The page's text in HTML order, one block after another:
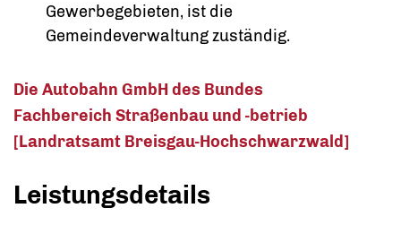
Gewerbegebieten, ist die
Gemeindeverwaltung zuständig.
Die Autobahn GmbH des Bundes
Fachbereich Straßenbau und -betrieb
[Landratsamt Breisgau-Hochschwarzwald]
Leistungsdetails